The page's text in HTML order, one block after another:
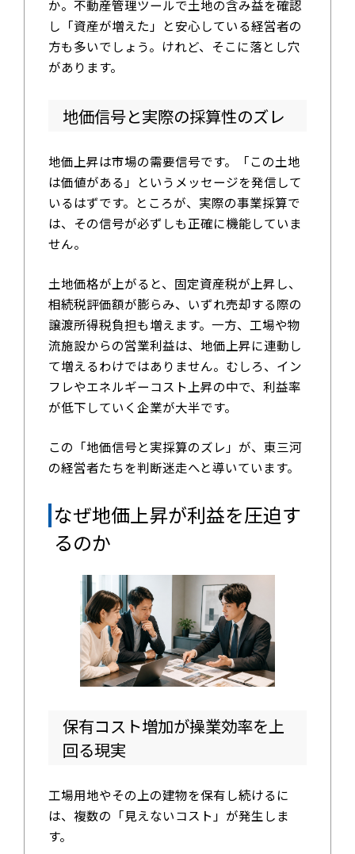
か。不動産管理ツールで土地の含み益を確認
し「資産が増えた」と安心している経営者の
方も多いでしょう。けれど、そこに落とし穴
があります。
地価信号と実際の採算性のズレ
地価上昇は市場の需要信号です。「この土地
は価値がある」というメッセージを発信して
いるはずです。ところが、実際の事業採算で
は、その信号が必ずしも正確に機能していま
せん。
土地価格が上がると、固定資産税が上昇し、
相続税評価額が膨らみ、いずれ売却する際の
譲渡所得税負担も増えます。一方、工場や物
流施設からの営業利益は、地価上昇に連動し
て増えるわけではありません。むしろ、イン
フレやエネルギーコスト上昇の中で、利益率
が低下していく企業が大半です。
この「地価信号と実採算のズレ」が、東三河
の経営者たちを判断迷走へと導いています。
なぜ地価上昇が利益を圧迫す
るのか
保有コスト増加が操業効率を上
回る現実
工場用地やその上の建物を保有し続けるに
は、複数の「見えないコスト」が発生しま
す。